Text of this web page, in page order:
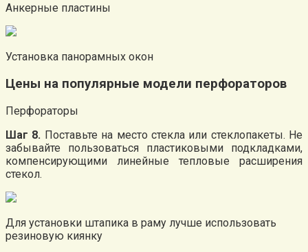
Анкерные пластины
Установка панорамных окон
Цены на популярные модели перфораторов
Перфораторы
Шаг 8. Поставьте на место стекла или стеклопакеты. Не
забывайте пользоваться пластиковыми подкладками,
компенсирующими линейные тепловые расширения
стекол.
Для установки штапика в раму лучше использовать
резиновую киянку